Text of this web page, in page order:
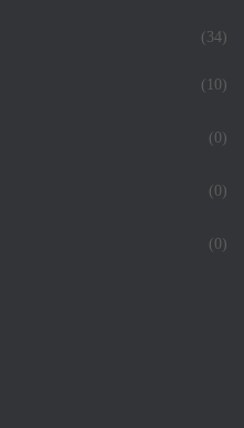
(34)
(10)
(0)
(0)
(0)